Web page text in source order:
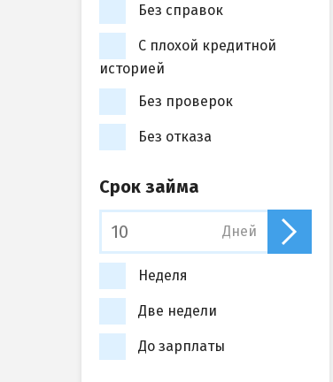
Без справок
С плохой кредитной
историей
Без проверок
Без отказа
Срок займа
Дней
Неделя
Две недели
До зарплаты